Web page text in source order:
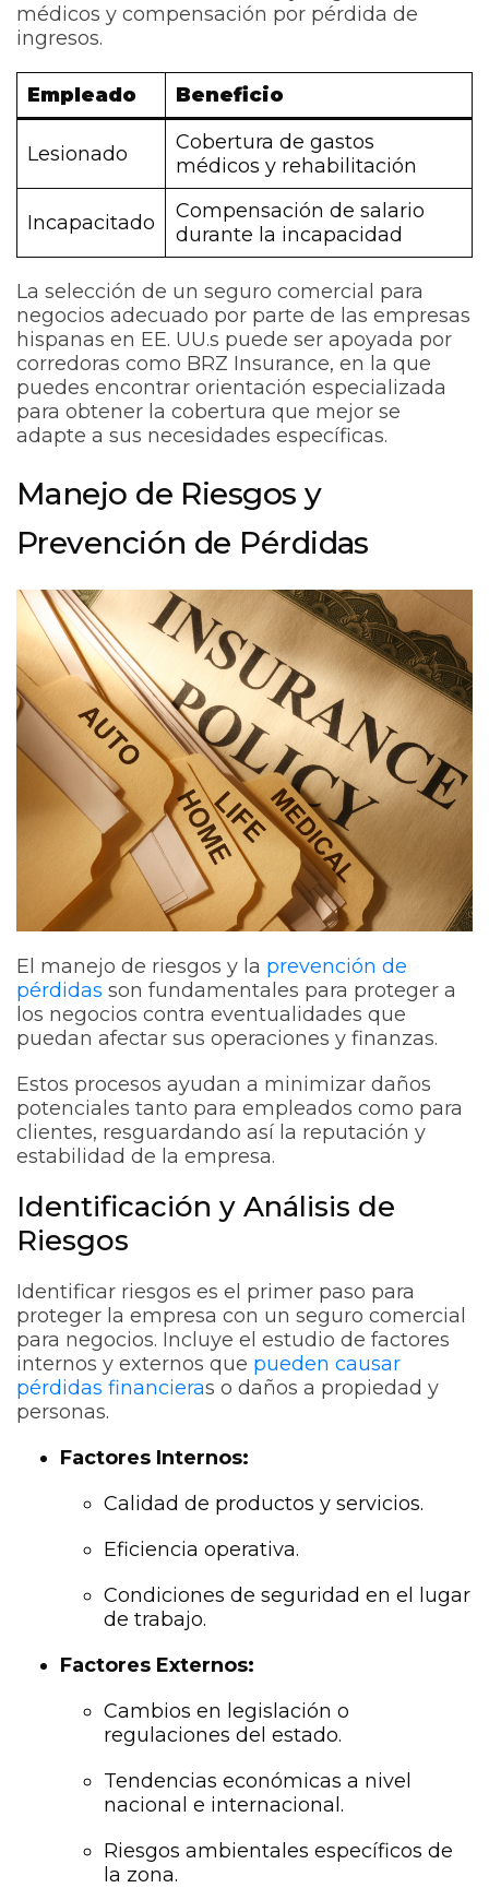
médicos y compensación por pérdida de
ingresos.
Empleado Beneficio
Lesionado
Cobertura de gastos
médicos y rehabilitación
Incapacitado
Compensación de salario
durante la incapacidad
La selección de un seguro comercial para
negocios adecuado por parte de las empresas
hispanas en EE. UU.s puede ser apoyada por
corredoras como BRZ Insurance, en la que
puedes encontrar orientación especializada
para obtener la cobertura que mejor se
adapte a sus necesidades específicas.
Manejo de Riesgos y
Prevención de Pérdidas
El manejo de riesgos y la prevención de
pérdidas son fundamentales para proteger a
los negocios contra eventualidades que
puedan afectar sus operaciones y finanzas.
Estos procesos ayudan a minimizar daños
potenciales tanto para empleados como para
clientes, resguardando así la reputación y
estabilidad de la empresa.
Identificación y Análisis de
Riesgos
Identificar riesgos es el primer paso para
proteger la empresa con un seguro comercial
para negocios. Incluye el estudio de factores
internos y externos que pueden causar
pérdidas financieras o daños a propiedad y
personas.
Factores Internos:
Calidad de productos y servicios.
Eficiencia operativa.
Condiciones de seguridad en el lugar
de trabajo.
Factores Externos:
Cambios en legislación o
regulaciones del estado.
Tendencias económicas a nivel
nacional e internacional.
Riesgos ambientales específicos de
la zona.